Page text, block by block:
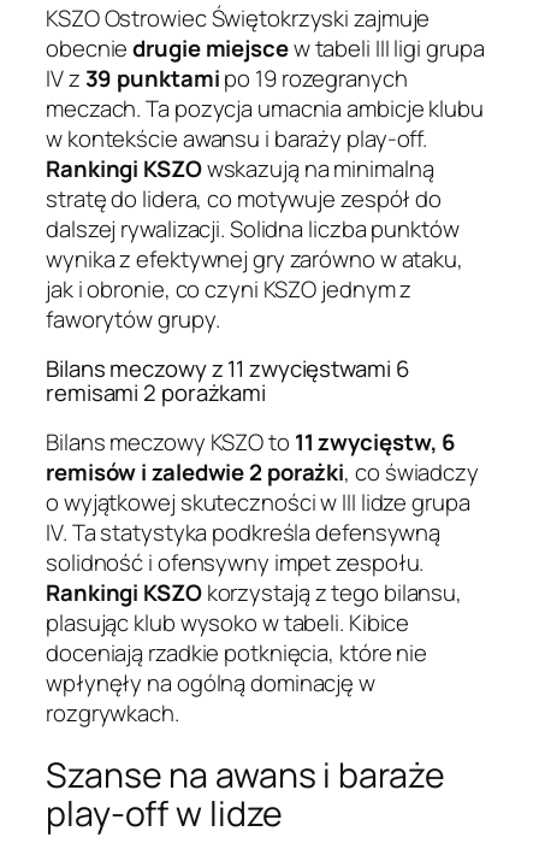
KSZO Ostrowiec Świętokrzyski zajmuje
obecniedrugie miejscew tabeli III ligi grupa
IV z 39 punktamipo 19 rozegranych
meczach. Ta pozycja umacnia ambicje klubu
w kontekście awansu i baraży play-off.
Rankingi KSZOwskazują na minimalną
stratę do lidera, co motywuje zespół do
dalszej rywalizacji. Solidna liczba punktów
wynika z efektywnej gry zarówno w ataku,
jak i obronie, co czyni KSZO jednym z
faworytów grupy.
Bilans meczowy z 11 zwycięstwami 6
remisami 2 porażkami
Bilans meczowy KSZO to 11 zwycięstw, 6
remisów i zaledwie 2 porażki, co świadczy
o wyjątkowej skuteczności w III lidze grupa
IV. Ta statystyka podkreśla defensywną
solidność i ofensywny impet zespołu.
Rankingi KSZOkorzystają z tego bilansu,
plasując klub wysoko w tabeli. Kibice
doceniają rzadkie potknięcia, które nie
wpłynęły na ogólną dominację w
rozgrywkach.
Szanse na awans i baraże
play-off w lidze